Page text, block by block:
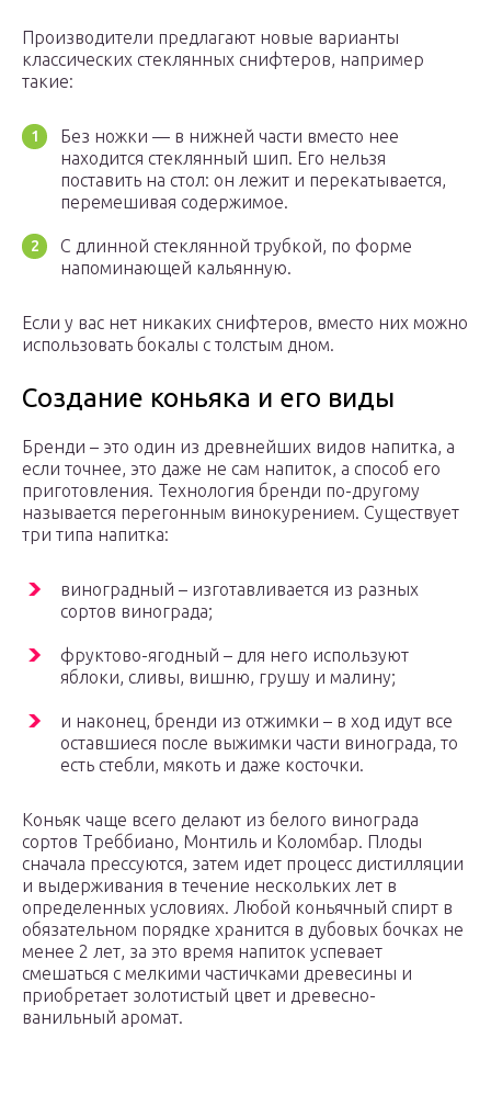
Производители предлагают новые варианты
классических стеклянных снифтеров, например
такие:
Без ножки — в нижней части вместо нее
находится стеклянный шип. Его нельзя
поставить на стол: он лежит и перекатывается,
перемешивая содержимое.
С длинной стеклянной трубкой, по форме
напоминающей кальянную.
Если у вас нет никаких снифтеров, вместо них можно
использовать бокалы с толстым дном.
Создание коньяка и его виды
Бренди – это один из древнейших видов напитка, а
если точнее, это даже не сам напиток, а способ его
приготовления. Технология бренди по-другому
называется перегонным винокурением. Существует
три типа напитка:
виноградный – изготавливается из разных
сортов винограда;
фруктово-ягодный – для него используют
яблоки, сливы, вишню, грушу и малину;
и наконец, бренди из отжимки – в ход идут все
оставшиеся после выжимки части винограда, то
есть стебли, мякоть и даже косточки.
Коньяк чаще всего делают из белого винограда
сортов Треббиано, Монтиль и Коломбар. Плоды
сначала прессуются, затем идет процесс дистилляции
и выдерживания в течение нескольких лет в
определенных условиях. Любой коньячный спирт в
обязательном порядке хранится в дубовых бочках не
менее 2 лет, за это время напиток успевает
смешаться с мелкими частичками древесины и
приобретает золотистый цвет и древесно-
ванильный аромат.